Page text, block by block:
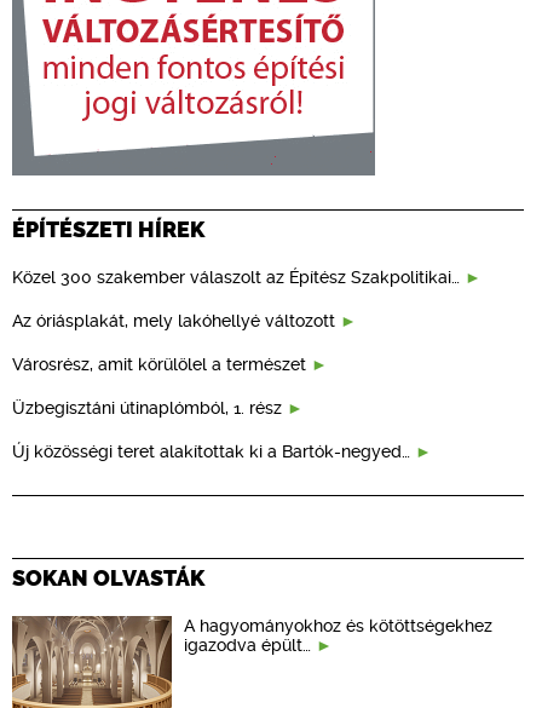
ÉPÍTÉSZETI HÍREK
Közel 300 szakember válaszolt az Építész Szakpolitikai…
Az óriásplakát, mely lakóhellyé változott
Városrész, amit körülölel a természet
Üzbegisztáni útinaplómból, 1. rész
Új közösségi teret alakítottak ki a Bartók-negyed…
SOKAN OLVASTÁK
A hagyományokhoz és kötöttségekhez
igazodva épült…